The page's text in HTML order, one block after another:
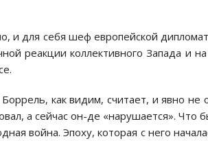
и для себя шеф европейской
реакции коллективного Запада и
как видим, считает, и явно не
а сейчас он-де «нарушается».
война. Эпоху, которая с него